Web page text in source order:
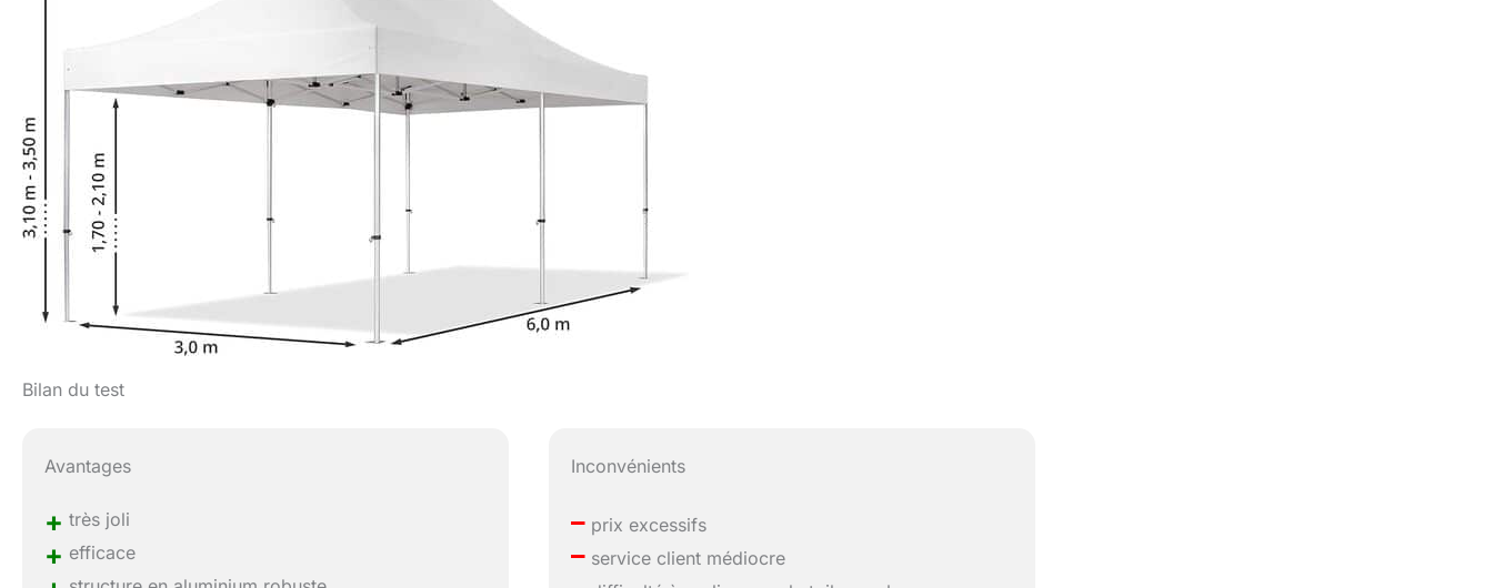
Bilan du test
Avantages
+ très joli
+ efficace
Inconvénients
– prix excessifs
– service client médiocre